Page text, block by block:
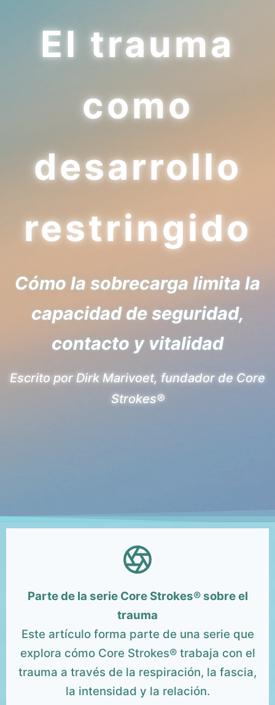
El trauma
como
desarrollo
restringido
Cómo la sobrecarga limita la
capacidad de seguridad,
contacto y vitalidad
Escrito por Dirk Marivoet, fundador de Core
Strokes®
Parte de la serie Core Strokes® sobre el
trauma
Este artículo forma parte de una serie que
explora cómo Core Strokes® trabaja con el
trauma a través de la respiración, la fascia,
la intensidad y la relación.